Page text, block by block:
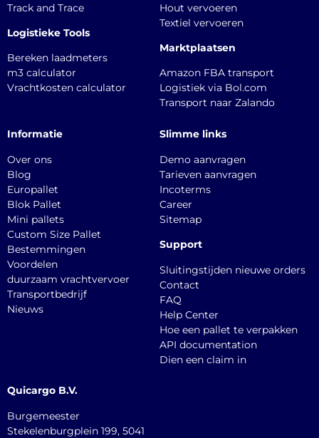
Track and Trace
Logistieke Tools
Bereken laadmeters
m3 calculator
Vrachtkosten calculator
Hout vervoeren
Textiel vervoeren
Marktplaatsen
Amazon FBA transport
Logistiek via Bol.com
Transport naar Zalando
Informatie
Over ons
Blog
Europallet
Blok Pallet
Mini pallets
Custom Size Pallet
Bestemmingen
Voordelen
duurzaam vrachtvervoer
Transportbedrijf
Nieuws
Slimme links
Demo aanvragen
Tarieven aanvragen
Incoterms
Career
Sitemap
Support
Sluitingstijden nieuwe orders
Contact
FAQ
Help Center
Hoe een pallet te verpakken
API documentation
Dien een claim in
Quicargo B.V.
Burgemeester
Stekelenburgplein 199, 5041